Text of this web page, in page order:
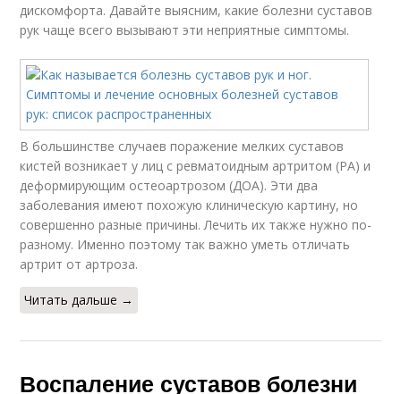
дискомфорта. Давайте выясним, какие болезни суставов
рук чаще всего вызывают эти неприятные симптомы.
В большинстве случаев поражение мелких суставов
кистей возникает у лиц с ревматоидным артритом (РА) и
деформирующим остеоартрозом (ДОА). Эти два
заболевания имеют похожую клиническую картину, но
совершенно разные причины. Лечить их также нужно по-
разному. Именно поэтому так важно уметь отличать
артрит от артроза.
Читать дальше →
Воспаление суставов болезни